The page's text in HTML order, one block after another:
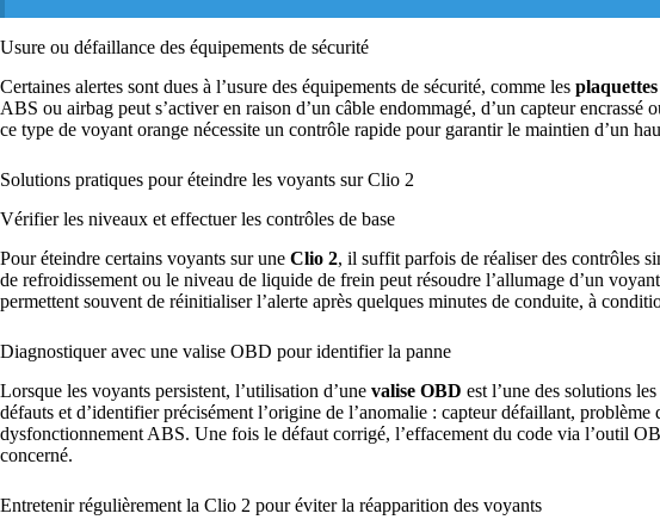
Usure ou défaillance des équipements de sécurité
Certaines alertes sont dues à l’usure des équipements de sécurité, comme les
ABS ou airbag peut s’activer en raison d’un câble endommagé, d’un capteur
ce type de voyant orange nécessite un contrôle rapide pour garantir le maintien d’un
Solutions pratiques pour éteindre les voyants sur Clio 2
Vérifier les niveaux et effectuer les contrôles de base
Pour éteindre certains voyants sur une Clio 2, il suffit parfois de réaliser des contrôles
de refroidissement ou le niveau de liquide de frein peut résoudre l’allumage d’un
permettent souvent de réinitialiser l’alerte après quelques minutes de conduite, à
Diagnostiquer avec une valise OBD pour identifier la panne
Lorsque les voyants persistent, l’utilisation d’une valise OBD est l’une des solutions
défauts et d’identifier précisément l’origine de l’anomalie : capteur défaillant, problème
dysfonctionnement ABS. Une fois le défaut corrigé, l’effacement du code via l’outil
concerné.
Entretenir régulièrement la Clio 2 pour éviter la réapparition des voyants